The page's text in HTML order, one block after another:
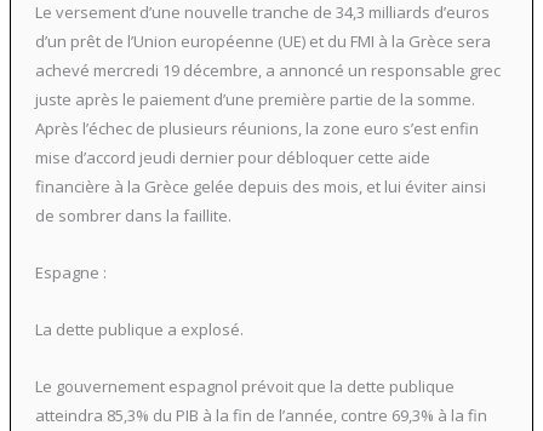
Le versement d’une nouvelle tranche de 34,3 milliards d’euros
d’un prêt de l’Union européenne (UE) et du FMI à la Grèce sera
achevé mercredi 19 décembre, a annoncé un responsable grec
juste après le paiement d’une première partie de la somme.
Après l’échec de plusieurs réunions, la zone euro s’est enfin
mise d’accord jeudi dernier pour débloquer cette aide
financière à la Grèce gelée depuis des mois, et lui éviter ainsi
de sombrer dans la faillite.
Espagne :
La dette publique a explosé.
Le gouvernement espagnol prévoit que la dette publique
atteindra 85,3% du PIB à la fin de l’année, contre 69,3% à la fin